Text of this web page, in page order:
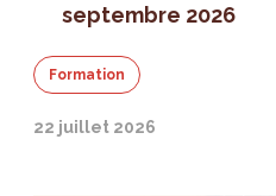
septembre 2026
Formation
22 juillet 2026